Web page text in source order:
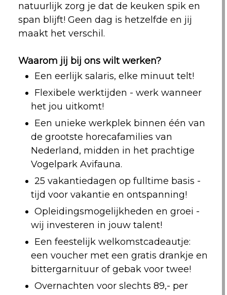
natuurlijk zorg je dat de keuken spik en
span blijft! Geen dag is hetzelfde en jij
maakt het verschil.
Waarom jij bij ons wilt werken?
Een eerlijk salaris, elke minuut telt!
Flexibele werktijden - werk wanneer
het jou uitkomt!
Een unieke werkplek binnen één van
de grootste horecafamilies van
Nederland, midden in het prachtige
Vogelpark Avifauna.
25 vakantiedagen op fulltime basis -
tijd voor vakantie en ontspanning!
Opleidingsmogelijkheden en groei -
wij investeren in jouw talent!
Een feestelijk welkomstcadeautje:
een voucher met een gratis drankje en
bittergarnituur of gebak voor twee!
Overnachten voor slechts 89,- per